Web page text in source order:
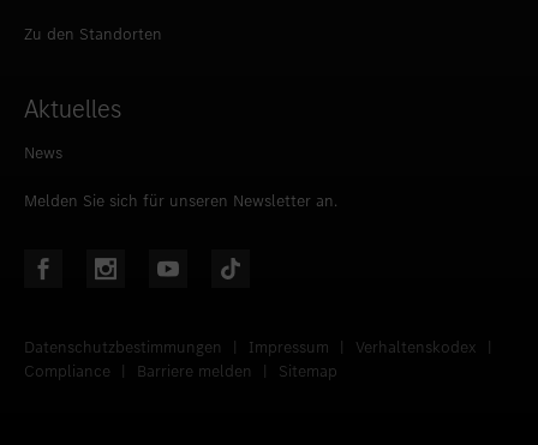
Zu den Standorten
Aktuelles
News
Melden Sie sich für unseren Newsletter an.
Datenschutzbestimmungen | Impressum | Verhaltenskodex |
Compliance | Barriere melden | Sitemap